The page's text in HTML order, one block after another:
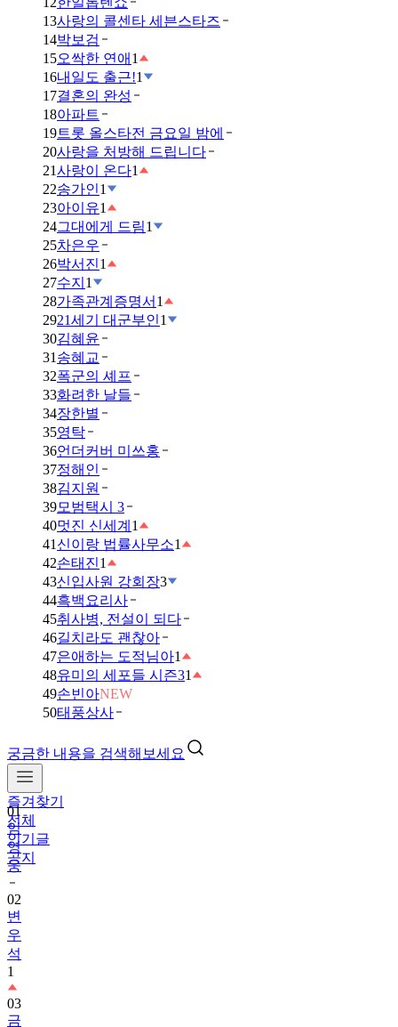
13사랑의 콜센타 세븐스타즈
14박보검
15오싹한 연애 1
16내일도 출근!1
17결혼의 완성
18아파트
19트롯 올스타전 금요일 밤에
20사랑을 처방해 드립니다
21사랑이 온다1
22송가인1
23아이유1
24그대에게 드림1
25차은우
26박서진1
27수지 1
28가족관계증명서 1
2921세기 대군부인1
30김혜윤
31 송혜교
32폭군의 셰프
33화려한 날들
34장한별
35영탁
36언더커버 미쓰홍
37정해인
38김지원
39모범택시 3
40멋진 신세계 1
41 신이랑 법률사무소1
42손태진1
43신입사원 강회장3
44흑백요리사
45취사병, 전설이 되다
46길치라도 괜찮아
47은애하는 도적님아1
48유미의 세포들 시즌31
49손빈아NEW
50태풍상사
궁금한 내용을 검색해보세요
즐겨찾기
전체
인기글
공지
01
임
영
웅
02
변
우
석
1
03
금